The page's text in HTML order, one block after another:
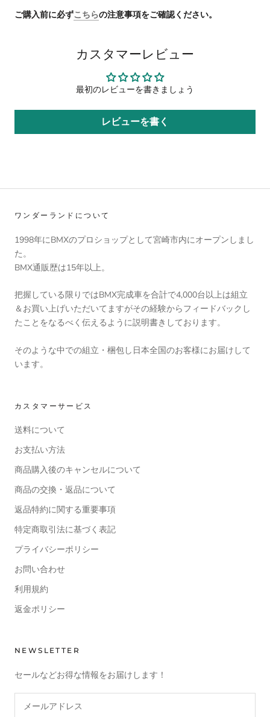
ご購入前に必ずこちらの注意事項をご確認ください。
カスタマーレビュー
最初のレビューを書きましょう
レビューを書く
ワンダーランドについて
1998年にBMXのプロショップとして宮崎市内にオープンしまし
た。
BMX通販歴は15年以上。
把握している限りではBMX完成車を合計で4,000台以上は組立
＆お買い上げいただいてますがその経験からフィードバックし
たことをなるべく伝えるように説明書きしております。
そのような中での組立・梱包し日本全国のお客様にお届けして
います。
カスタマーサービス
送料について
お支払い方法
商品購入後のキャンセルについて
商品の交換・返品について
返品特約に関する重要事項
特定商取引法に基づく表記
プライバシーポリシー
お問い合わせ
利用規約
返金ポリシー
NEWSLETTER
セールなどお得な情報をお届けします！